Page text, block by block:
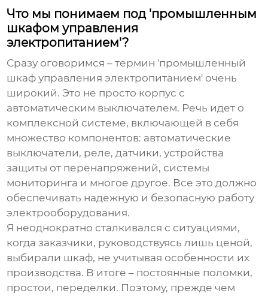
Что мы понимаем под 'промышленным
шкафом управления
электропитанием'?
Сразу оговоримся – термин 'промышленный
шкаф управления электропитанием' очень
широкий. Это не просто корпус с
автоматическим выключателем. Речь идет о
комплексной системе, включающей в себя
множество компонентов: автоматические
выключатели, реле, датчики, устройства
защиты от перенапряжений, системы
мониторинга и многое другое. Все это должно
обеспечивать надежную и безопасную работу
электрооборудования.
Я неоднократно сталкивался с ситуациями,
когда заказчики, руководствуясь лишь ценой,
выбирали шкаф, не учитывая особенности их
производства. В итоге – постоянные поломки,
простои, переделки. Поэтому, прежде чем